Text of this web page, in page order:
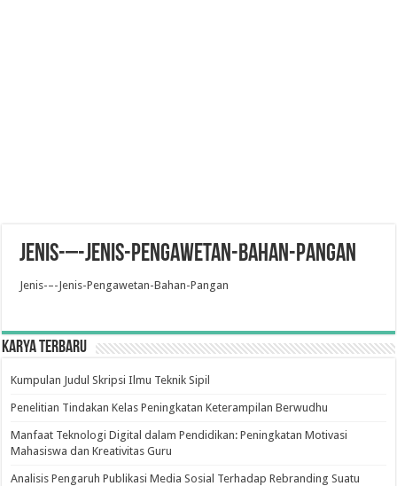
Jenis-–-Jenis-Pengawetan-Bahan-Pangan
Jenis-–-Jenis-Pengawetan-Bahan-Pangan
Karya Terbaru
Kumpulan Judul Skripsi Ilmu Teknik Sipil
Penelitian Tindakan Kelas Peningkatan Keterampilan Berwudhu
Manfaat Teknologi Digital dalam Pendidikan: Peningkatan Motivasi
Mahasiswa dan Kreativitas Guru
Analisis Pengaruh Publikasi Media Sosial Terhadap Rebranding Suatu